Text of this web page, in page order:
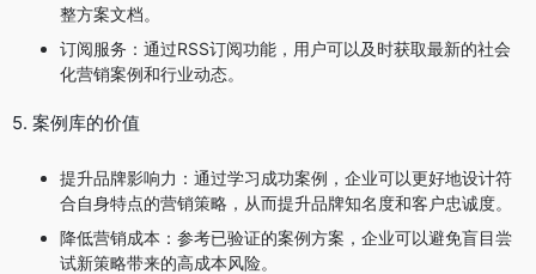
整方案文档。
订阅服务：通过RSS订阅功能，用户可以及时获取最新的社会
化营销案例和行业动态。
5. 案例库的价值
提升品牌影响力：通过学习成功案例，企业可以更好地设计符
合自身特点的营销策略，从而提升品牌知名度和客户忠诚度。
降低营销成本：参考已验证的案例方案，企业可以避免盲目尝
试新策略带来的高成本风险。